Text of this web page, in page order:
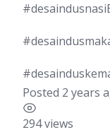
Posted 2 years
294 views